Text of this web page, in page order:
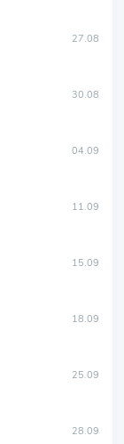
27.08
30.08
04.09
11.09
15.09
18.09
25.09
28.09